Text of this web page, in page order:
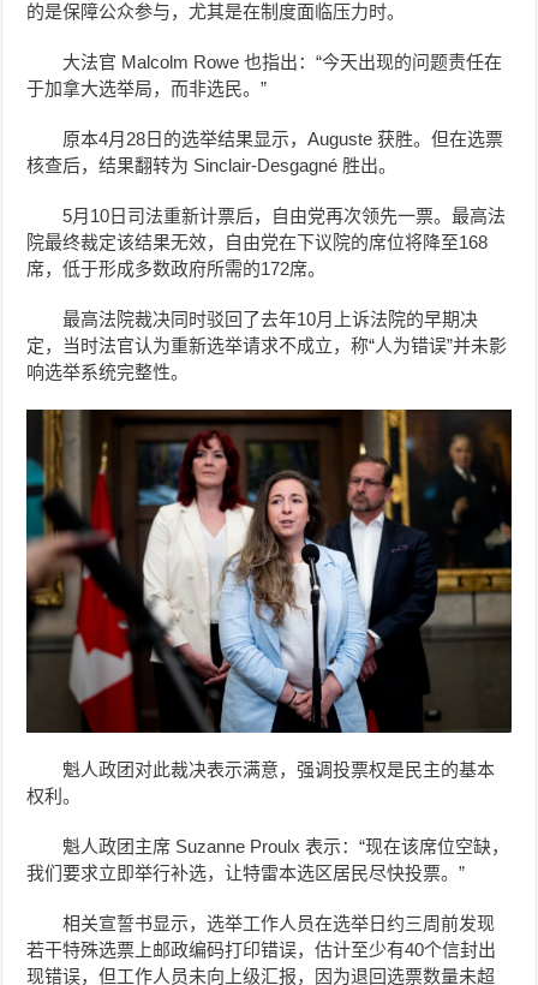
的是保障公众参与，尤其是在制度面临压力时。
大法官 Malcolm Rowe 也指出：“今天出现的问题责任在
于加拿大选举局，而非选民。”
原本4月28日的选举结果显示，Auguste 获胜。但在选票
核查后，结果翻转为 Sinclair-Desgagné 胜出。
5月10日司法重新计票后，自由党再次领先一票。最高法
院最终裁定该结果无效，自由党在下议院的席位将降至168
席，低于形成多数政府所需的172席。
最高法院裁决同时驳回了去年10月上诉法院的早期决
定，当时法官认为重新选举请求不成立，称“人为错误”并未影
响选举系统完整性。
魁人政团对此裁决表示满意，强调投票权是民主的基本
权利。
魁人政团主席 Suzanne Proulx 表示：“现在该席位空缺，
我们要求立即举行补选，让特雷本选区居民尽快投票。”
相关宣誓书显示，选举工作人员在选举日约三周前发现
若干特殊选票上邮政编码打印错误，估计至少有40个信封出
现错误，但工作人员未向上级汇报，因为退回选票数量未超